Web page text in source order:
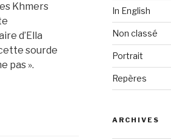
Khmers
d’Ella
sourde
pas ».
In English
Non classé
Portrait
Repères
ARCHIVES